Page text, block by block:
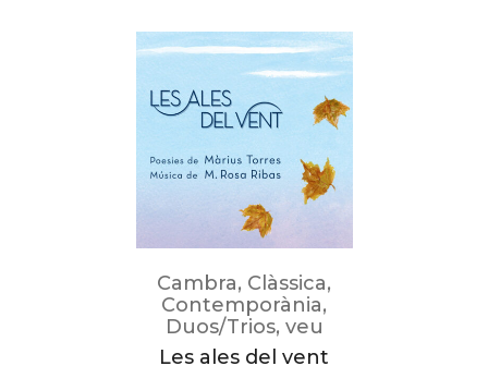
Cambra, Clàssica,
Contemporània,
Duos/Trios, veu
Les ales del vent